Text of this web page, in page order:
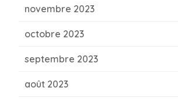
novembre 2023
octobre 2023
septembre 2023
août 2023